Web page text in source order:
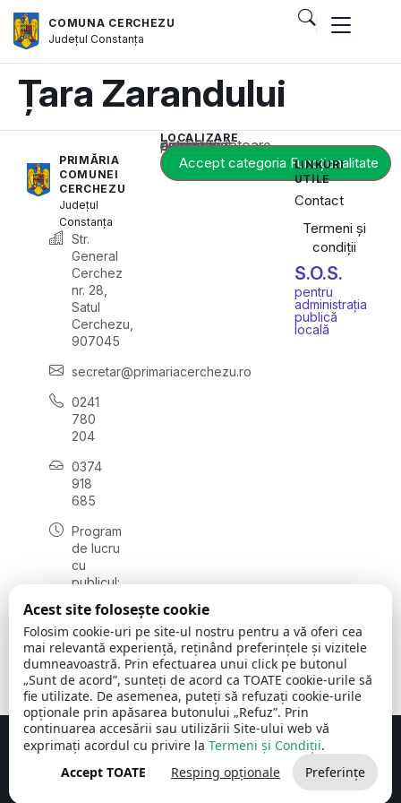
COMUNA CERCHEZU
JudețulConstanța
Țara Zarandului
PRIMĂRIA
COMUNEI
CERCHEZU
Județul
Constanța
Str.
General
Cerchez
nr. 28,
Satul
Cerchezu,
907045
secretar@primariacerchezu.ro
0241
780
204
0374
918
685
Program
de lucru
cu
publicul:
08:00 -
16:30
, vineri:
08:00 -
14:00
LOCALIZARE
Acest conținut este blocat până când acceptați categoria corespunzătoare de cookie-uri.
Accept categoria Funcționalitate
LINKURI
UTILE
Contact
Termeni și
condiții
S.O.S.
pentru
administrația
publică
locală
Comuna Cerchezu © 2026Toate drepturile rezervate
Concept realizat de Big Media Relații Publice SRL
Acest site folosește cookie
Folosim cookie-uri pe site-ul nostru pentru a vă oferi cea
mai relevantă experiență, reținând preferințele și vizitele
dumneavoastră. Prin efectuarea unui click pe butonul
„Sunt de acord”, sunteți de acord ca TOATE cookie-urile să
fie utilizate. De asemenea, puteți să refuzați cookie-urile
opționale prin apăsarea butonului „Refuz”. Prin
continuarea accesării sau utilizării Site-ului web vă
exprimați acordul cu privire la Termeni și Condiții.
Accept TOATE
Resping opționale Preferințe